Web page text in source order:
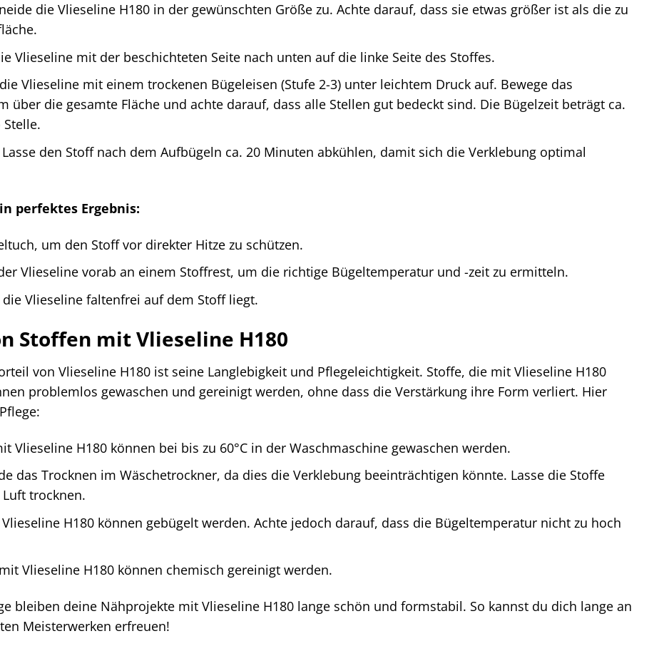
die Vlieseline H180 in der gewünschten Größe zu. Achte darauf, dass sie etwas größer ist als die zu
Vlieseline mit der beschichteten Seite nach unten auf die linke Seite des Stoffes.
Vlieseline mit einem trockenen Bügeleisen (Stufe 2-3) unter leichtem Druck auf. Bewege das
über die gesamte Fläche und achte darauf, dass alle Stellen gut bedeckt sind. Die Bügelzeit beträgt ca.
Lasse den Stoff nach dem Aufbügeln ca. 20 Minuten abkühlen, damit sich die Verklebung optimal
perfektes Ergebnis:
um den Stoff vor direkter Hitze zu schützen.
Vlieseline vorab an einem Stoffrest, um die richtige Bügeltemperatur und -zeit zu ermitteln.
Vlieseline faltenfrei auf dem Stoff liegt.
Stoffen mit Vlieseline H180
von Vlieseline H180 ist seine Langlebigkeit und Pflegeleichtigkeit. Stoffe, die mit Vlieseline H180
problemlos gewaschen und gereinigt werden, ohne dass die Verstärkung ihre Form verliert. Hier
Vlieseline H180 können bei bis zu 60°C in der Waschmaschine gewaschen werden.
das Trocknen im Wäschetrockner, da dies die Verklebung beeinträchtigen könnte. Lasse die Stoffe
trocknen.
H180 können gebügelt werden. Achte jedoch darauf, dass die Bügeltemperatur nicht zu hoch
Vlieseline H180 können chemisch gereinigt werden.
bleiben deine Nähprojekte mit Vlieseline H180 lange schön und formstabil. So kannst du dich lange an
Meisterwerken erfreuen!